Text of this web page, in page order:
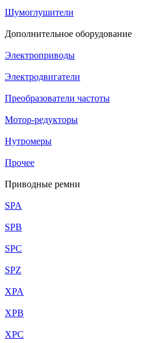
Шумоглушители
Дополнительное оборудование
Электроприводы
Электродвигатели
Преобразователи частоты
Мотор-редукторы
Нутромеры
Прочее
Приводные ремни
SPA
SPB
SPC
SPZ
XPA
XPB
XPC